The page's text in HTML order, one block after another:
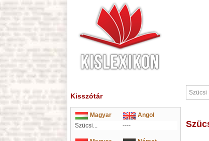
Kisszótár
Magyar
Angol
Szücsi...
----